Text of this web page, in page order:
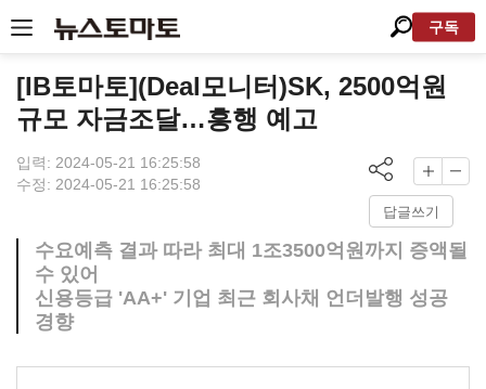
구독
[IB토마토](Deal모니터)SK, 2500억원
규모 자금조달…흥행 예고
입력: 2024-05-21 16:25:58
수정: 2024-05-21 16:25:58
답글쓰기
수요예측 결과 따라 최대 1조3500억원까지 증액될
수 있어
신용등급 'AA+' 기업 최근 회사채 언더발행 성공
경향